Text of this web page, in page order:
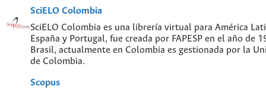
SciELO Colombia
SciELO Colombia es una librería virtual para América
España y Portugal, fue creada por FAPESP en el año de
Brasil, actualmente en Colombia es gestionada por la
de Colombia.
Scopus